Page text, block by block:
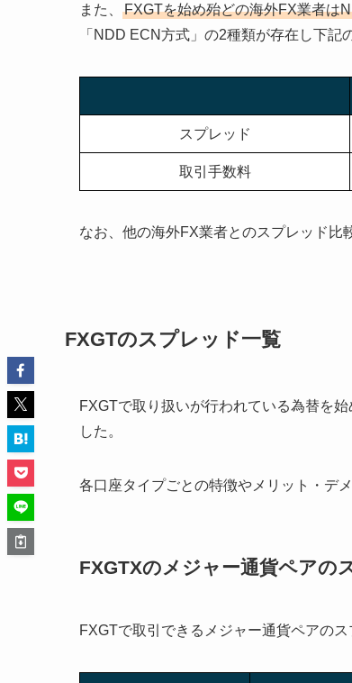
また、 FXGTを始め殆どの海外FX業者は
「NDD ECN方式」の2種類が存在し下記
スプレッド
取引手数料
なお、他の海外FX業者とのスプレッド比
FXGTのスプレッド一覧
FXGTで取り扱いが行われている為替を
した。
各口座タイプごとの特徴やメリット・デメ
FXGTXのメジャー通貨ペアの
FXGTで取引できるメジャー通貨ペアのス